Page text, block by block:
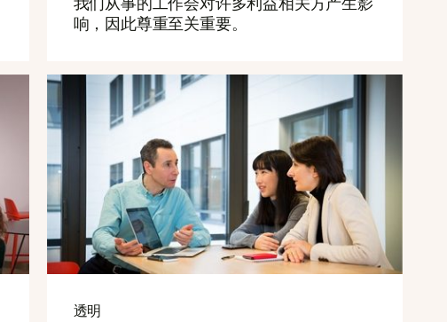
我们从事的工作会对许多利益相关方产生影
响，因此尊重至关重要。
透明